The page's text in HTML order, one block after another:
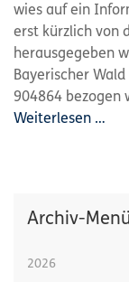
wies auf ein
erst kürzlich von
herausgegeben
Bayerischer
904864 bezogen
Weiterlesen …
Archiv-Menü
2026